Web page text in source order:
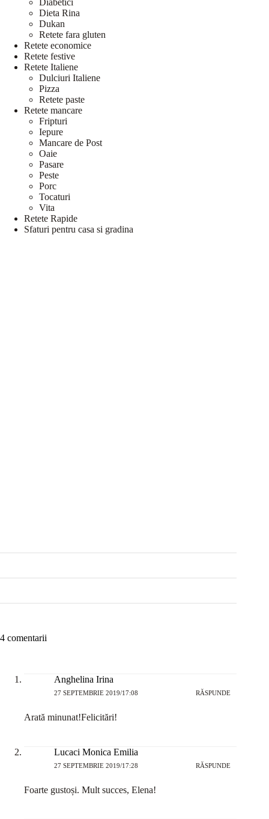
Diabetici
Dieta Rina
Dukan
Retete fara gluten
Retete economice
Retete festive
Retete Italiene
Dulciuri Italiene
Pizza
Retete paste
Retete mancare
Fripturi
Iepure
Mancare de Post
Oaie
Pasare
Peste
Porc
Tocaturi
Vita
Retete Rapide
Sfaturi pentru casa si gradina
4 comentarii
Anghelina Irina
27 SEPTEMBRIE 2019/17:08 RĂSPUNDE
Arată minunat!Felicitări!
Lucaci Monica Emilia
27 SEPTEMBRIE 2019/17:28 RĂSPUNDE
Foarte gustoși. Mult succes, Elena!